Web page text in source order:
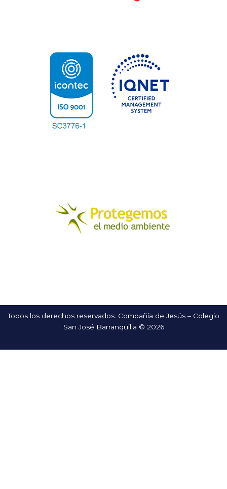
Todos los derechos reservados. Compañía de Jesús – Colegio
San José Barranquilla © 2026